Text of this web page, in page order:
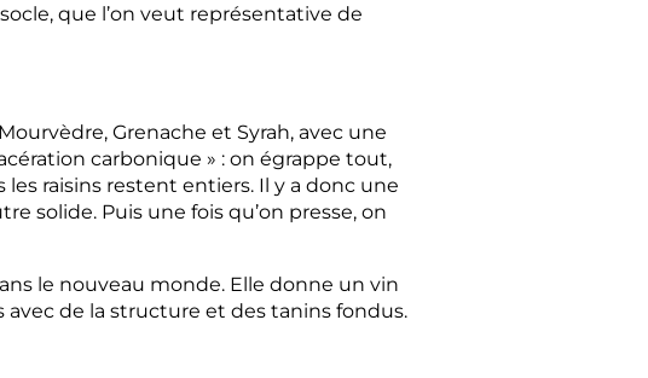
que l’on veut représentative de
Grenache et Syrah, avec une
carbonique » : on égrappe tout,
raisins restent entiers. Il y a donc une
solide. Puis une fois qu’on presse, on
le nouveau monde. Elle donne un vin
avec de la structure et des tanins fondus.